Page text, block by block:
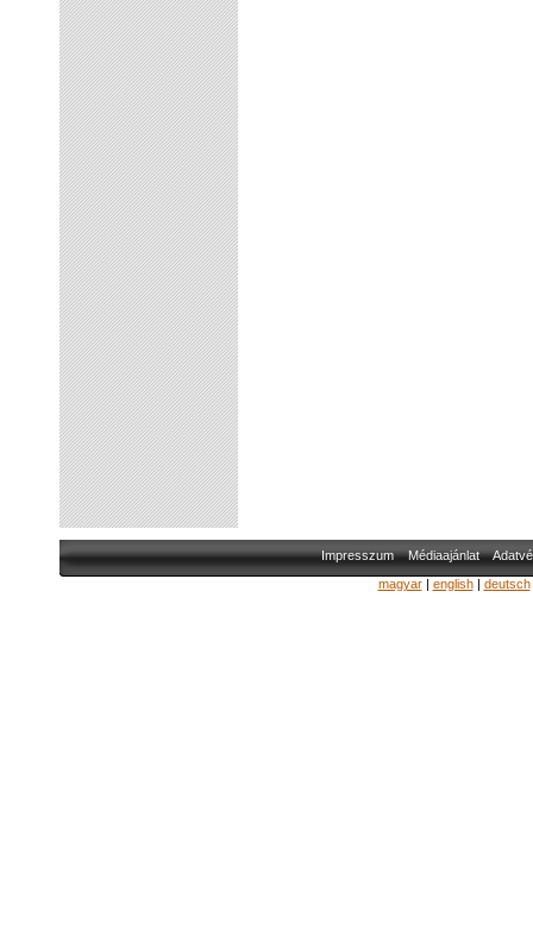
Impresszum Médiaajánlat
magyar| english| deutsch